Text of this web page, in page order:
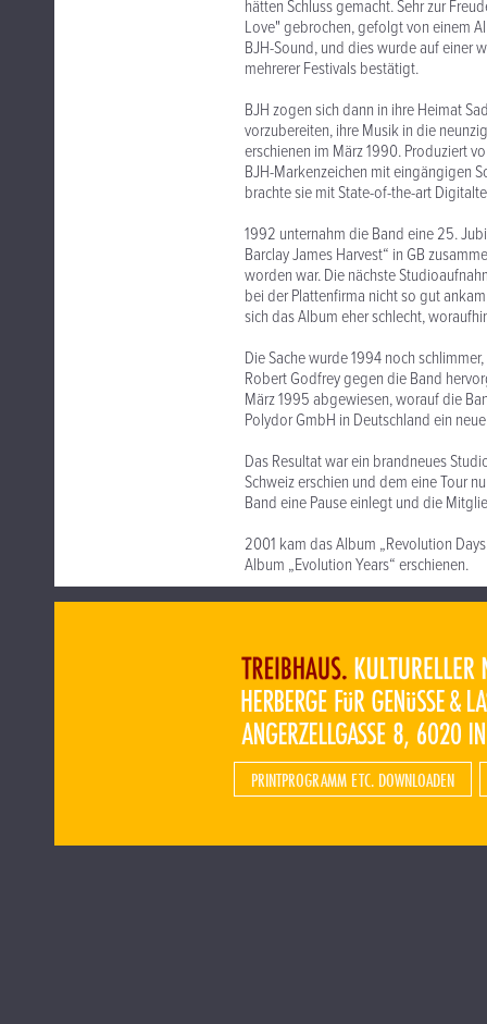
hätten Schluss gemacht. Sehr zur
Love" gebrochen, gefolgt von einem
BJH-Sound, und dies wurde auf einer
mehrerer Festivals bestätigt.
BJH zogen sich dann in ihre Heimat
vorzubereiten, ihre Musik in die
erschienen im März 1990. Produziert
BJH-Markenzeichen mit eingängigen
brachte sie mit State-of-the-art
1992 unternahm die Band eine 25.
Barclay James Harvest“ in GB
worden war. Die nächste
bei der Plattenfirma nicht so gut
sich das Album eher schlecht,
Die Sache wurde 1994 noch
Robert Godfrey gegen die Band
März 1995 abgewiesen, worauf die
Polydor GmbH in Deutschland ein
Das Resultat war ein brandneues
Schweiz erschien und dem eine Tour
Band eine Pause einlegt und die
2001 kam das Album „Revolution
Album „Evolution Years“ erschienen.
PRINTPROGRAMM ETC. DOWNLOADEN